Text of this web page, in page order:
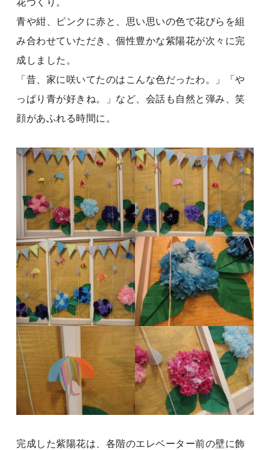
花づくり。
青や紺、ピンクに赤と、思い思いの色で花びらを組
み合わせていただき、個性豊かな紫陽花が次々に完
成しました。
「昔、家に咲いてたのはこんな色だったわ。」「や
っぱり青が好きね。」など、会話も自然と弾み、笑
顔があふれる時間に。
完成した紫陽花は、各階のエレベーター前の壁に飾